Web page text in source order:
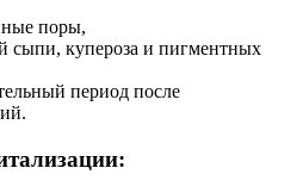
поры,
сыпи, купероза и пигментных
период после
: